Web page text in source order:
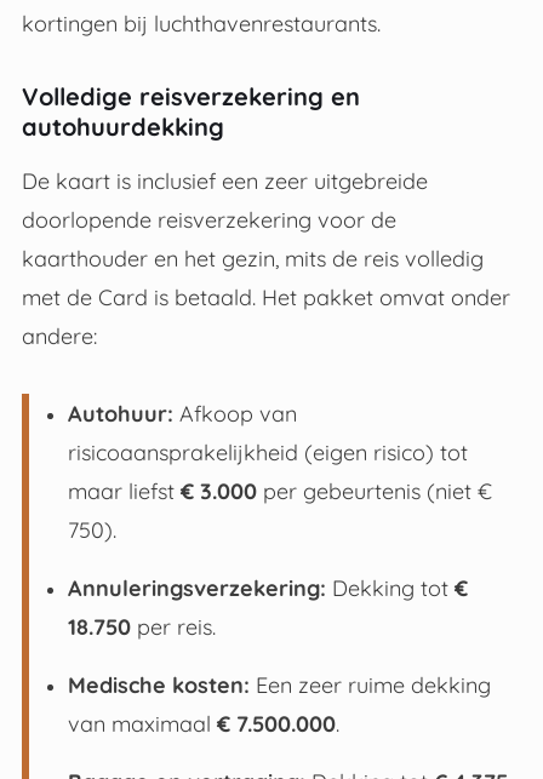
kortingen bij luchthavenrestaurants.
Volledige reisverzekering en
autohuurdekking
De kaart is inclusief een zeer uitgebreide
doorlopende reisverzekering voor de
kaarthouder en het gezin, mits de reis volledig
met de Card is betaald. Het pakket omvat onder
andere:
Autohuur: Afkoop van
risicoaansprakelijkheid (eigen risico) tot
maar liefst € 3.000per gebeurtenis (niet €
750).
Annuleringsverzekering: Dekking tot €
18.750per reis.
Medische kosten: Een zeer ruime dekking
van maximaal € 7.500.000.